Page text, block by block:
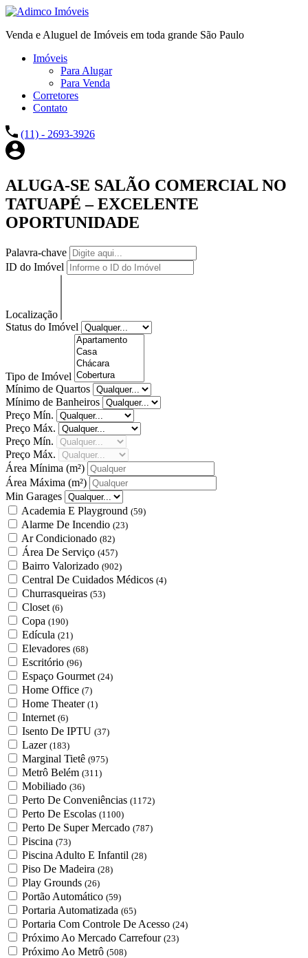
Venda e Aluguel de Imóveis em toda grande São Paulo
Imóveis
Para Alugar
Para Venda
Corretores
Contato
(11) - 2693-3926
ALUGA-SE SALÃO COMERCIAL NO
TATUAPÉ – EXCELENTE
OPORTUNIDADE
Palavra-chave
ID do Imóvel
Localização
Status do Imóvel
Tipo de Imóvel
Mínimo de Quartos
Mínimo de Banheiros
Preço Mín.
Preço Máx.
Preço Mín.
Preço Máx.
Área Mínima (m²)
Área Máxima (m²)
Min Garages
Academia E Playground (59)
Alarme De Incendio (23)
Ar Condicionado (82)
Área De Serviço (457)
Bairro Valorizado (902)
Central De Cuidados Médicos (4)
Churrasqueiras (53)
Closet (6)
Copa (190)
Edícula (21)
Elevadores (68)
Escritório (96)
Espaço Gourmet (24)
Home Office (7)
Home Theater (1)
Internet (6)
Isento De IPTU (37)
Lazer (183)
Marginal Tietê (975)
Metrô Belém (311)
Mobiliado (36)
Perto De Conveniências (1172)
Perto De Escolas (1100)
Perto De Super Mercado (787)
Piscina (73)
Piscina Adulto E Infantil (28)
Piso De Madeira (28)
Play Grounds (26)
Portão Automático (59)
Portaria Automatizada (65)
Portaria Com Controle De Acesso (24)
Próximo Ao Mercado Carrefour (23)
Próximo Ao Metrô (508)